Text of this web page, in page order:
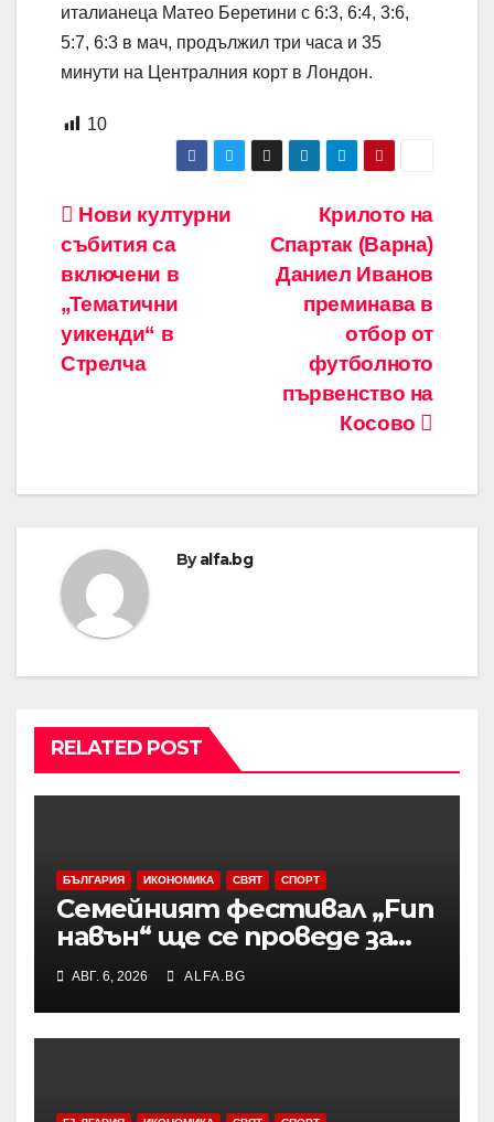
италианеца Матео Беретини с 6:3, 6:4, 3:6,
5:7, 6:3 в мач, продължил три часа и 35
минути на Централния корт в Лондон.
10
Навигация
Крилото на
Спартак (Варна)
Даниел Иванов
преминава в
отбор от
футболното
първенство на
Косово
Нови културни
събития са
включени в
„Тематични
уикенди“ в
Стрелча
Byalfa.bg
RELATED POST
БЪЛГАРИЯ ИКОНОМИКА СВЯТ СПОРТ
Семейният фестивал „Fun
навън“ ще се проведе за
осми път в Трявна
АВГ. 6, 2026 ALFA.BG